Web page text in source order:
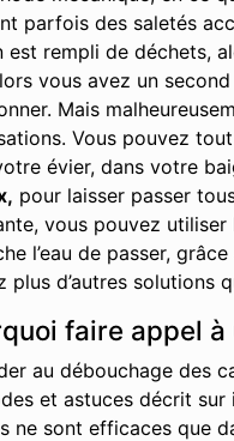
parfois des saletés
est rempli de déchets,
vous avez un
Mais
Vous pouvez
évier, dans votre
pour laisser passer
vous pouvez utiliser
l’eau de passer,
plus d’autres solutions
faire appel
au débouchage des
et astuces décrit
ne sont efficaces que